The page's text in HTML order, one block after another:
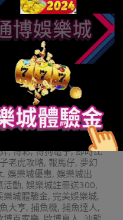
月 25 日 In: 娛樂城
539,BNG老虎機
leo娛樂城,mlb美國職棒,
,PNG老虎機,Q8娛樂城,
育,TC娛樂城,TT老虎機,
免費小說,
,博彩,博狗電子,即時比
老虎攻略, 報馬仔, 夢幻
, 娛樂城優惠, 娛樂城出
活動, 娛樂城註冊送300,
樂城體驗金, 完美娛樂城,
大亨, 捕魚機, 捕魚達人,